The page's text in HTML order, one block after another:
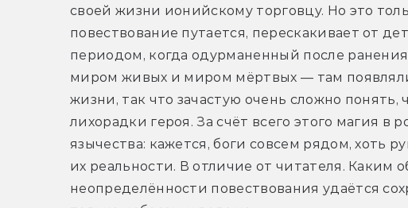
своей жизни ионийскому торговцу. Но это
повествование путается, перескакивает от
периодом, когда одурманенный после
миром живых и миром мёртвых — там
жизни, так что зачастую очень сложно понять,
лихорадки героя. За счёт всего этого магия в
язычества: кажется, боги совсем рядом, хоть
их реальности. В отличие от читателя. Каким
неопределённости повествования удаётся